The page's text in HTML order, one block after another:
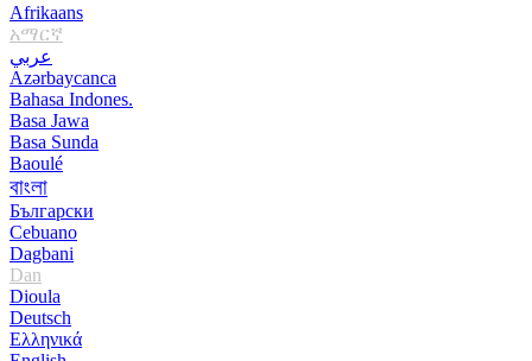
Afrikaans
አማርኛ
عربي
Azərbaycanca
Bahasa Indones.
Basa Jawa
Basa Sunda
Baoulé
বাংলা
Български
Cebuano
Dagbani
Dan
Dioula
Deutsch
Ελληνικά